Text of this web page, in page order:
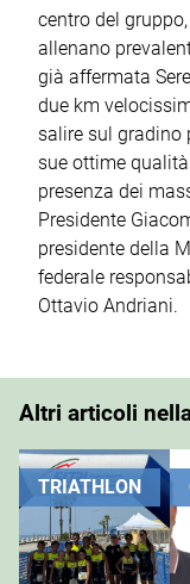
centro del
allenano
già affermata
due km
salire sul gradino
sue ottime
presenza dei
Presidente
presidente della
federale
Ottavio Andriani.
Altri articoli
TRIATHLON